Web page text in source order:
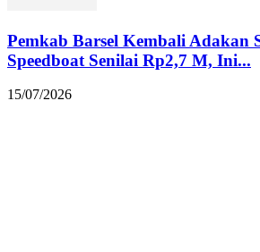
Pemkab Barsel Kembali Adakan
Speedboat Senilai Rp2,7 M, Ini...
15/07/2026